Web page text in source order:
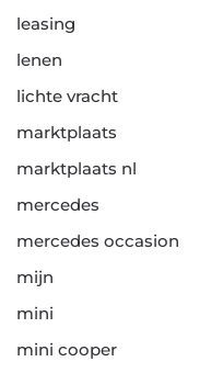
leasing
lenen
lichte vracht
marktplaats
marktplaats nl
mercedes
mercedes occasion
mijn
mini
mini cooper